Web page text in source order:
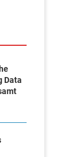
Data